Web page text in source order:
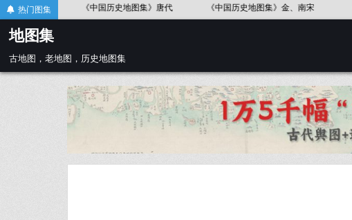
Skip
to
content
热门图集
图集》春秋战国 《中国历史地图集》辽、北宋 《中国历史地图集》东汉
地图集
古地图，老地图，历史地图集